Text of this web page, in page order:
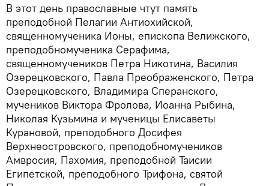
В этот день православные чтут память
преподобной Пелагии Антиохийской,
священномученика Ионы, епископа Велижского,
преподобномученика Серафима,
священномучеников Петра Никотина, Василия
Озерецковского, Павла Преображенского, Петра
Озерецковского, Владимира Сперанского,
мучеников Виктора Фролова, Иоанна Рыбина,
Николая Кузьмина и мученицы Елисаветы
Курановой, преподобного Досифея
Верхнеостровского, преподобномучеников
Амвросия, Пахомия, преподобной Таисии
Египетской, преподобного Трифона, святой